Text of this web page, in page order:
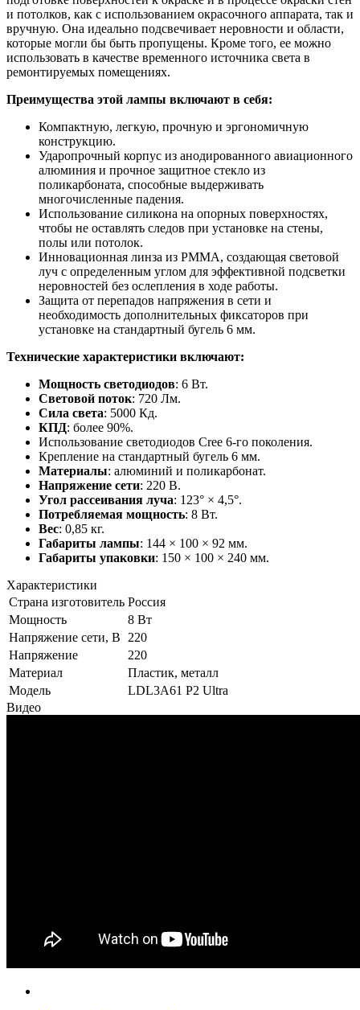
и потолков, как с использованием окрасочного аппарата, так и
вручную. Она идеально подсвечивает неровности и области,
которые могли бы быть пропущены. Кроме того, ее можно
использовать в качестве временного источника света в
ремонтируемых помещениях.
Преимущества этой лампы включают в себя:
Компактную, легкую, прочную и эргономичную
конструкцию.
Ударопрочный корпус из анодированного авиационного
алюминия и прочное защитное стекло из
поликарбоната, способные выдерживать
многочисленные падения.
Использование силикона на опорных поверхностях,
чтобы не оставлять следов при установке на стены,
полы или потолок.
Инновационная линза из PMMA, создающая световой
луч с определенным углом для эффективной подсветки
неровностей без ослепления в ходе работы.
Защита от перепадов напряжения в сети и
необходимость дополнительных фиксаторов при
установке на стандартный бугель 6 мм.
Технические характеристики включают:
Мощность светодиодов: 6 Вт.
Световой поток: 720 Лм.
Сила света: 5000 Кд.
КПД: более 90%.
Использование светодиодов Cree 6-го поколения.
Крепление на стандартный бугель 6 мм.
Материалы: алюминий и поликарбонат.
Напряжение сети: 220 В.
Угол рассеивания луча: 123° × 4,5°.
Потребляемая мощность: 8 Вт.
Вес: 0,85 кг.
Габариты лампы: 144 × 100 × 92 мм.
Габариты упаковки: 150 × 100 × 240 мм.
Характеристики
Страна изготовитель Россия
Мощность
8 Вт
Напряжение сети, В
220
Напряжение
220
Материал
Пластик, металл
Модель
LDL3A61 P2 Ultra
Видео